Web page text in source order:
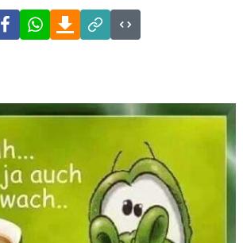
FacebookWhatsAppDownload
Link
Code